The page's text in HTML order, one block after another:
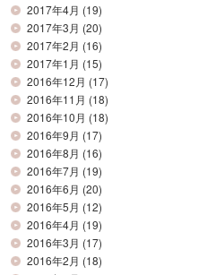
2017年4月 (19)
2017年3月 (20)
2017年2月 (16)
2017年1月 (15)
2016年12月 (17)
2016年11月 (18)
2016年10月 (18)
2016年9月 (17)
2016年8月 (16)
2016年7月 (19)
2016年6月 (20)
2016年5月 (12)
2016年4月 (19)
2016年3月 (17)
2016年2月 (18)